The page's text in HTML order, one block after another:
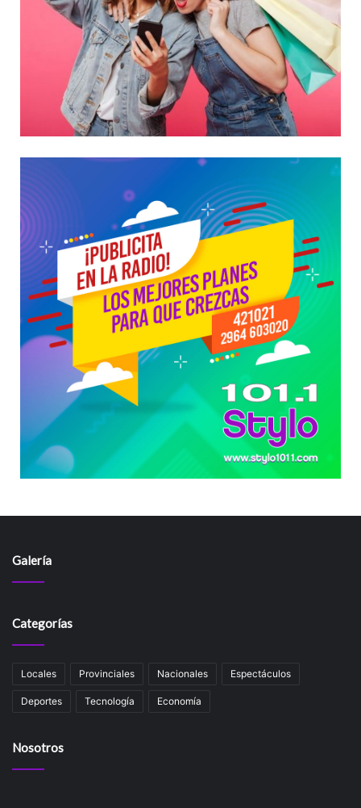
Galería
Categorías
Locales Provinciales Nacionales Espectáculos
Deportes Tecnología Economía
Nosotros